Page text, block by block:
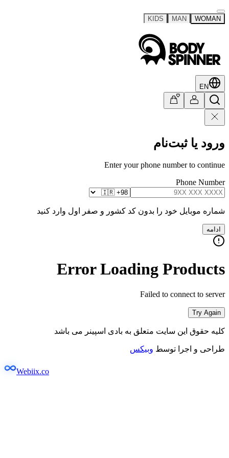
WOMAN
MAN
KIDS
EN
ورود یا ثبت‌نام
Enter your phone number to continue
Phone Number
شماره موبایل خود را بدون کد کشور و صفر اول وارد کنید
ادامه
Error Loading Products
Failed to connect to server
Try Again
کلیه حقوق این سایت متعلق به بادی اسپینر می باشد
طراحی و اجرا توسط وبیکس
Webiix.co